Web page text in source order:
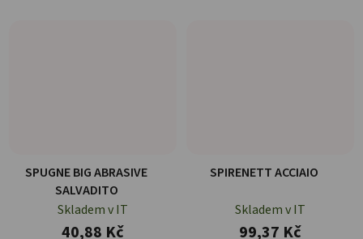
SPUGNE BIG ABRASIVE
SALVADITO
Skladem v IT
40,88 Kč
SPIRENETT ACCIAIO
Skladem v IT
99,37 Kč